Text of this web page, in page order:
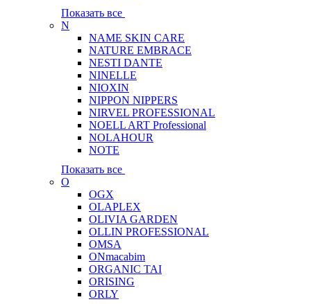
Показать все
N
NAME SKIN CARE
NATURE EMBRACE
NESTI DANTE
NINELLE
NIOXIN
NIPPON NIPPERS
NIRVEL PROFESSIONAL
NOELL ART Professional
NOLAHOUR
NOTE
Показать все
O
OGX
OLAPLEX
OLIVIA GARDEN
OLLIN PROFESSIONAL
OMSA
ONmacabim
ORGANIC TAI
ORISING
ORLY